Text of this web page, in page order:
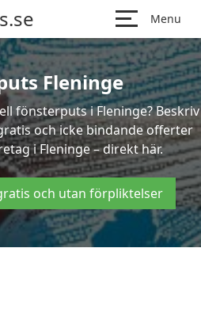
Menu
Fleninge
fönsterputs i Fleninge? Beskriv
och icke bindande offerter
i Fleninge – direkt här.
och utan förpliktelser